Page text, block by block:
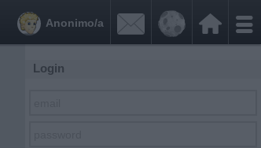


Anonimo/a
Login